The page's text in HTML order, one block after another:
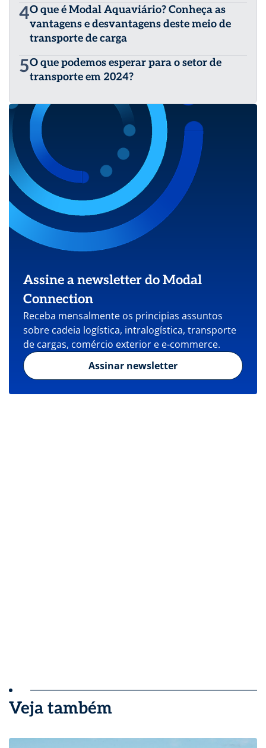
4O que é Modal Aquaviário? Conheça as
vantagens e desvantagens deste meio de
transporte de carga
5O que podemos esperar para o setor de
transporte em 2024?
Assine a newsletter do Modal
Connection
Receba mensalmente os principias assuntos
sobre cadeia logística, intralogística, transporte
de cargas, comércio exterior e e-commerce.
Assinar newsletter
Veja também